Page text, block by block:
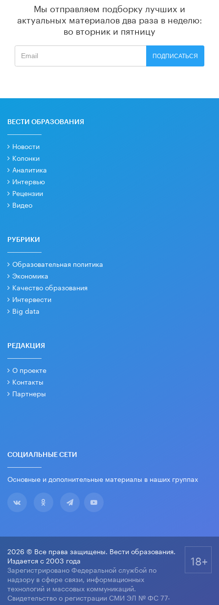
Мы отправляем подборку лучших и
актуальных материалов два раза в неделю:
во вторник и пятницу
ПОДПИСАТЬСЯ
ВЕСТИ ОБРАЗОВАНИЯ
Новости
Колонки
Аналитика
Интервью
Рецензии
Видео
РУБРИКИ
Образовательная политика
Экономика
Качество образования
Интервести
Big data
РЕДАКЦИЯ
О проекте
Контакты
Партнеры
СОЦИАЛЬНЫЕ СЕТИ
Основные и дополнительные материалы в наших группах
2026 © Все права защищены. Вести образования.
Издается с 2003 года
Зарегистрировано Федеральной службой по
надзору в сфере связи, информационных
технологий и массовых коммуникаций.
Свидетельство о регистрации СМИ ЭЛ № ФС 77-
18+